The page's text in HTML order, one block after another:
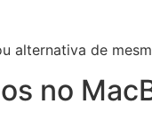
alternativa de
no